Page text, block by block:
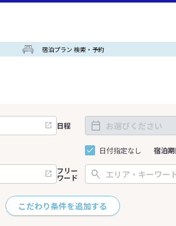
宿泊プラン 検索・予約
日程
日付指定なし 宿泊
フリー
ワード
こだわり条件を追加する